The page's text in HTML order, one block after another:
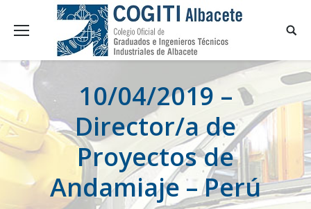
10/04/2019 –
Director/a de
Proyectos de
Andamiaje – Perú